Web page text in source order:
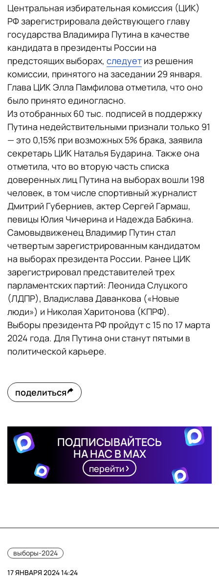
Центральная избирательная комиссия (ЦИК)
РФ зарегистрировала действующего главу
государства Владимира Путина в качестве
кандидата в президенты России на
предстоящих выборах, следует из решения
комиссии, принятого на заседании 29 января.
Глава ЦИК Элла Памфилова отметила, что оно
было принято единогласно.
Из отобранных 60 тыс. подписей в поддержку
Путина недействительными признали только 91
— это 0,15% при возможных 5% брака, заявила
секретарь ЦИК Наталья Бударина. Также она
отметила, что во вторую часть списка
доверенных лиц Путина на выборах вошли 198
человек, в том числе спортивный журналист
Дмитрий Губерниев, актер Сергей Гармаш,
певицы Юлия Чичерина и Надежда Бабкина.
Самовыдвиженец Владимир Путин стал
четвертым зарегистрированным кандидатом
на выборах президента России. Ранее ЦИК
зарегистрировал представителей трех
парламентских партий: Леонида Слуцкого
(ЛДПР), Владислава Даванкова («Новые
люди») и Николая Харитонова (КПРФ).
Выборы президента РФ пройдут с 15 по 17 марта
2024 года. Для Путина они станут пятыми в
политической карьере.
поделиться
ПОДПИСЫВАЙТЕСЬ
НА НАС В MAX
перейти
выборы-2024
17 ЯНВАРЯ 2024 14:24